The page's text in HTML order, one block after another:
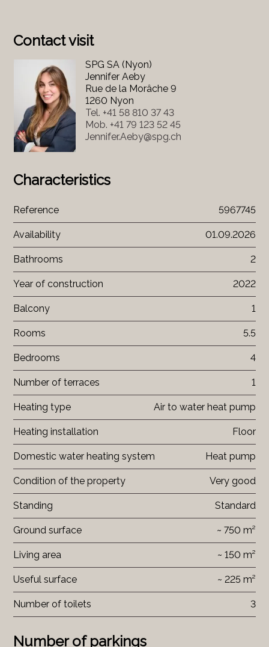
Contact visit
SPG SA (Nyon)
Jennifer Aeby
Rue de la Morâche 9
1260 Nyon
Tel. +41 58 810 37 43
Mob. +41 79 123 52 45
Jennifer.Aeby@spg.ch
Characteristics
Reference 5967745
Availability 01.09.2026
Bathrooms 2
Year of construction 2022
Balcony 1
Rooms 5.5
Bedrooms 4
Number of terraces 1
Heating type Air to water heat pump
Heating installation Floor
Domestic water heating system Heat pump
Condition of the property Very good
Standing Standard
Ground surface ~ 750 m²
Living area ~ 150 m²
Useful surface ~ 225 m²
Number of toilets 3
Number of parkings